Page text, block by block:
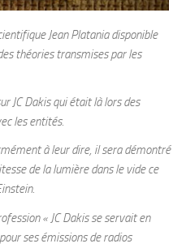
Jean Platania disponible
théories transmises par les
JC Dakis qui était là lors des
les entités.
à leur dire, il sera démontré
de la lumière dans le vide ce
« JC Dakis se servait en
ses émissions de radios